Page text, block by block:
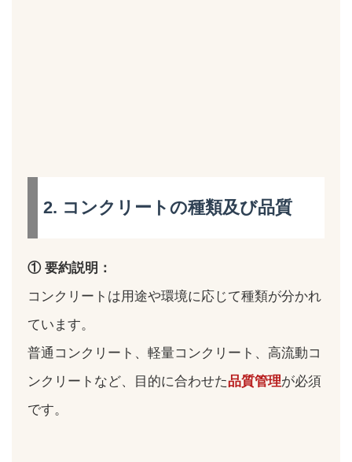
2. コンクリートの種類及び品質
① 要約説明：
コンクリートは用途や環境に応じて種類が分かれ
ています。
普通コンクリート、軽量コンクリート、高流動コ
ンクリートなど、目的に合わせた品質管理が必須
です。